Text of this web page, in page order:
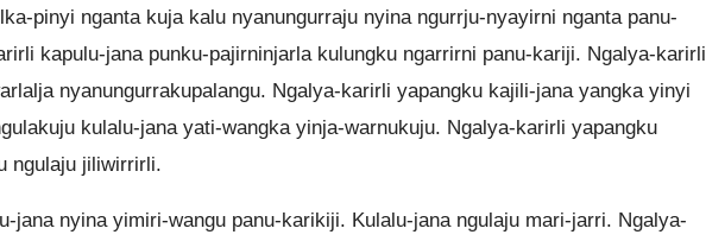
pinyi nganta kuja kalu nyanungurraju nyina ngurrju-nyayirni nganta panu-
kapulu-jana punku-pajirninjarla kulungku ngarrirni panu-kariji. Ngalya-karirli
nyanungurrakupalangu. Ngalya-karirli yapangku kajili-jana yangka yinyi
kulalu-jana yati-wangka yinja-warnukuju. Ngalya-karirli yapangku
ngulaju jiliwirrirli.
jana nyina yimiri-wangu panu-karikiji. Kulalu-jana ngulaju mari-jarri. Ngalya-